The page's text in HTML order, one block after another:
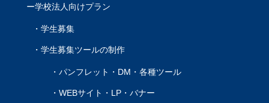
学校法人向けプラン
学生募集
学生募集ツールの制作
パンフレット・DM・各種ツール
WEBサイト・LP・バナー